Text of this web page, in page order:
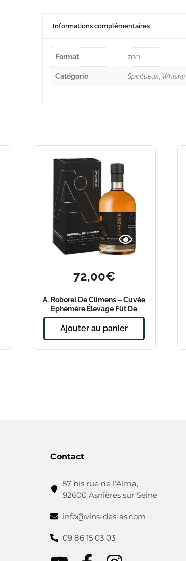
Informations complémentaires
Format 70cl
Catégorie Spiritueux, Whisky
72,00€
A. Roborel De Climens – Cuvée
Ephémère Élevage Fût De
Savagnin
Ajouter au panier
Contact
57 bis rue de l’Alma,
92600 Asnières sur Seine
info@vins-des-as.com
09 86 15 03 03